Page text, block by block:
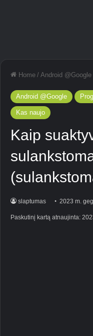
Home / Android @Google
Android @Google
Kas naujo
Kaip
slaptumas 2023 m.
Paskutinį kartą atnaujinta: